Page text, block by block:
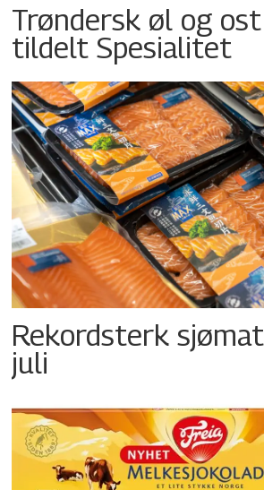
Trøndersk øl og
tildelt Spesialitet
Rekordsterk
juli